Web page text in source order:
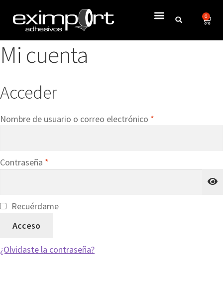
0
Mi cuenta
Acceder
Nombre de usuario o correo electrónico *
Contraseña *
Recuérdame
Acceso
¿Olvidaste la contraseña?